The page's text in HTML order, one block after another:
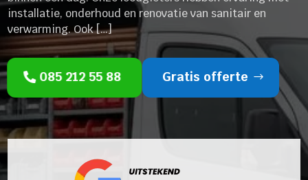
installatie, onderhoud en renovatie van sanitair en
verwarming. Ook […]
085 212 55 88 Gratis offerte